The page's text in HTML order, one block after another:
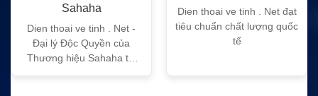
Sahaha
Dien thoai ve tinh . Net -
Đại lý Độc Quyền của
Thương hiệu Sahaha tại
Dien thoai ve tinh . Net đạt
tiêu chuẩn chất lượng quốc
tế